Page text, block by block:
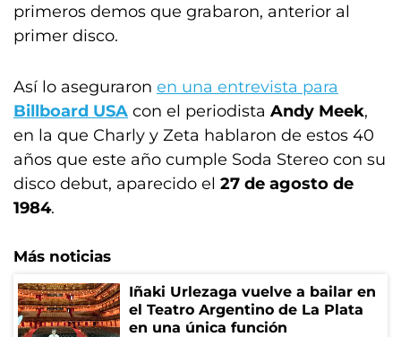
primeros demos que grabaron, anterior al
primer disco.
Así lo aseguraron en una entrevista para
Billboard USA con el periodista Andy Meek,
en la que Charly y Zeta hablaron de estos 40
años que este año cumple Soda Stereo con su
disco debut, aparecido el 27 de agosto de
1984.
Más noticias
Iñaki Urlezaga vuelve a bailar en
el Teatro Argentino de La Plata
en una única función